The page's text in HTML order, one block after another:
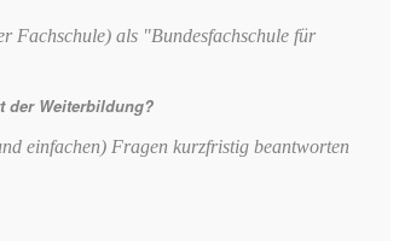
Fachschule) als "Bundesfachschule für
der Weiterbildung?
einfachen) Fragen kurzfristig beantworten